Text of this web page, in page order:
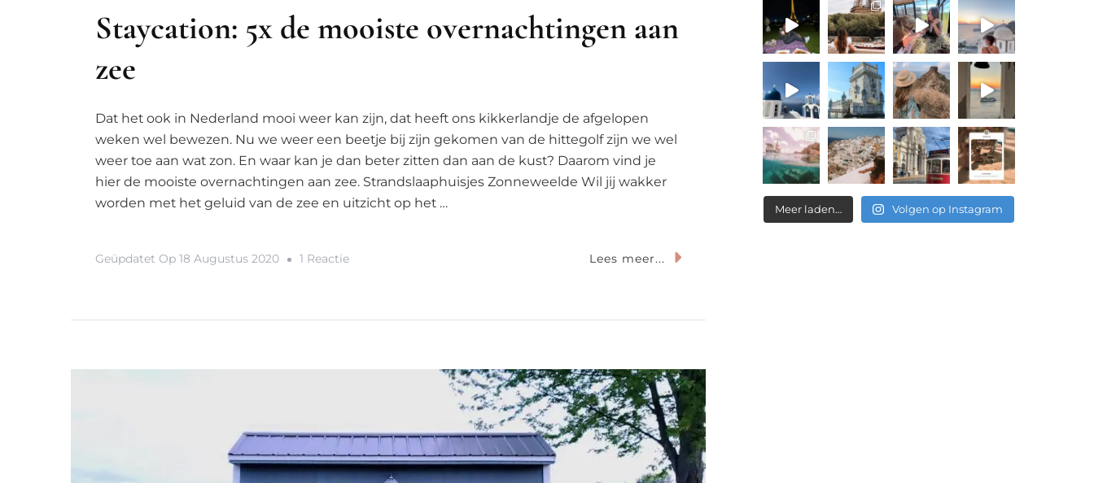
Staycation: 5x de mooiste overnachtingen aan
zee
Dat het ook in Nederland mooi weer kan zijn, dat heeft ons kikkerlandje de afgelopen
weken wel bewezen. Nu we weer een beetje bij zijn gekomen van de hittegolf zijn we wel
weer toe aan wat zon. En waar kan je dan beter zitten dan aan de kust? Daarom vind je
hier de mooiste overnachtingen aan zee. Strandslaaphuisjes Zonneweelde Wil jij wakker
worden met het geluid van de zee en uitzicht op het …
Geüpdatet Op 18 Augustus 2020 1 ReactieOp
Overnachtingen
Lees meer...
Meer laden… Volgen op Instagram